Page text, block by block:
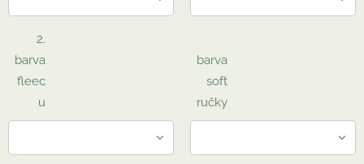
2.
barva
fleec
u
barva
soft
ručky